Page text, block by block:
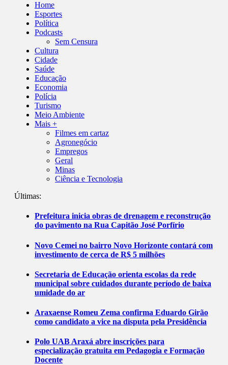
Home
Esportes
Política
Podcasts
Sem Censura
Cultura
Cidade
Saúde
Educação
Economia
Polícia
Turismo
Meio Ambiente
Mais +
Filmes em cartaz
Agronegócio
Empregos
Geral
Minas
Ciência e Tecnologia
Últimas:
Prefeitura inicia obras de drenagem e reconstrução
do pavimento na Rua Capitão José Porfírio
Novo Cemei no bairro Novo Horizonte contará com
investimento de cerca de R$ 5 milhões
Secretaria de Educação orienta escolas da rede
municipal sobre cuidados durante período de baixa
umidade do ar
Araxaense Romeu Zema confirma Eduardo Girão
como candidato a vice na disputa pela Presidência
Polo UAB Araxá abre inscrições para
especialização gratuita em Pedagogia e Formação
Docente